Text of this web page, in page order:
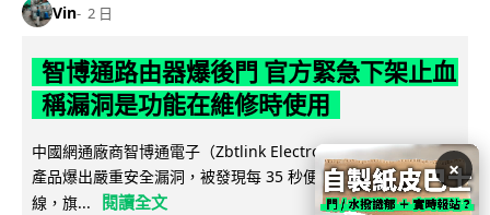
Vin 2 日
智博通路由器爆後門 官方緊急下架止血
稱漏洞是功能在維修時使用
中國網通廠商智博通電子（Zbtlink Electronics）旗下的路由器
產品爆出嚴重安全漏洞，被發現每 35 秒便會與中國伺服器連
線，旗...
閱讀全文
×